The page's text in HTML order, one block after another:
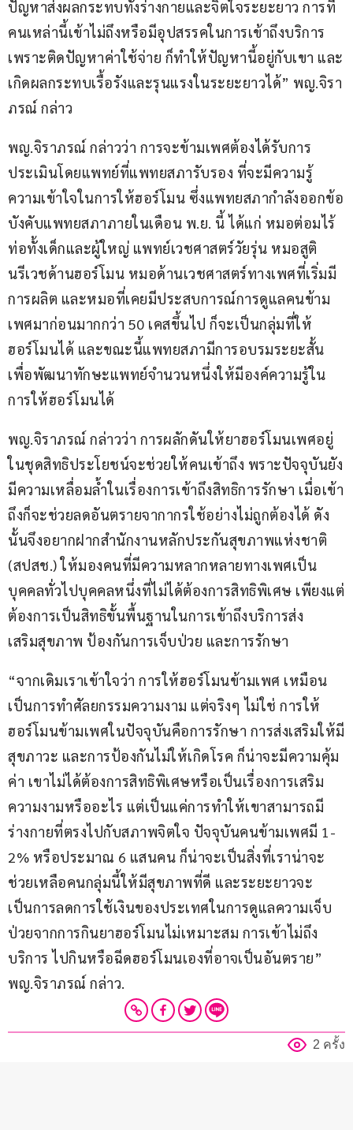
ปัญหาส่งผลกระทบทั้งร่างกายและจิตใจระยะยาว การที่
คนเหล่านี้เข้าไม่ถึงหรือมีอุปสรรคในการเข้าถึงบริการ
เพราะติดปัญหาค่าใช้จ่าย ก็ทำให้ปัญหานี้อยู่กับเขา และ
เกิดผลกระทบเรื้อรังและรุนแรงในระยะยาวได้” พญ.จิรา
ภรณ์ กล่าว
พญ.จิราภรณ์ กล่าวว่า การจะข้ามเพศต้องได้รับการ
ประเมินโดยแพทย์ที่แพทยสภารับรอง ที่จะมีความรู้
ความเข้าใจในการให้ฮอร์โมน ซึ่งแพทยสภากำลังออกข้อ
บังคับแพทยสภาภายในเดือน พ.ย. นี้ ได้แก่ หมอต่อมไร้
ท่อทั้งเด็กและผู้ใหญ่ แพทย์เวชศาสตร์วัยรุ่น หมอสูติ
นรีเวชด้านฮอร์โมน หมอด้านเวชศาสตร์ทางเพศที่เริ่มมี
การผลิต และหมอที่เคยมีประสบการณ์การดูแลคนข้าม
เพศมาก่อนมากกว่า 50 เคสขึ้นไป ก็จะเป็นกลุ่มที่ให้
ฮอร์โมนได้ และขณะนี้แพทยสภามีการอบรมระยะสั้น
เพื่อพัฒนาทักษะแพทย์จำนวนหนึ่งให้มีองค์ความรู้ใน
การให้ฮอร์โมนได้
พญ.จิราภรณ์ กล่าวว่า การผลักดันให้ยาฮอร์โมนเพศอยู่
ในชุดสิทธิประโยชน์จะช่วยให้คนเข้าถึง พราะปัจจุบันยัง
มีความเหลื่อมล้ำในเรื่องการเข้าถึงสิทธิการรักษา เมื่อเข้า
ถึงก็จะช่วยลดอันตรายจากากรใช้อย่างไม่ถูกต้องได้ ดัง
นั้นจึงอยากฝากสำนักงานหลักประกันสุขภาพแห่งชาติ
(สปสช.) ให้มองคนที่มีความหลากหลายทางเพศเป็น
บุคคลทั่วไปบุคคลหนึ่งที่ไม่ได้ต้องการสิทธิพิเศษ เพียงแต่
ต้องการเป็นสิทธิขั้นพื้นฐานในการเข้าถึงบริการส่ง
เสริมสุขภาพ ป้องกันการเจ็บป่วย และการรักษา
“จากเดิมเราเข้าใจว่า การให้ฮอร์โมนข้ามเพศ เหมือน
เป็นการทำศัลยกรรมความงาม แต่จริงๆ ไม่ใช่ การให้
ฮอร์โมนข้ามเพศในปัจจุบันคือการรักษา การส่งเสริมให้มี
สุขภาวะ และการป้องกันไม่ให้เกิดโรค ก็น่าจะมีความคุ้ม
ค่า เขาไม่ได้ต้องการสิทธิพิเศษหรือเป็นเรื่องการเสริม
ความงามหรืออะไร แต่เป็นแค่การทำให้เขาสามารถมี
ร่างกายที่ตรงไปกับสภาพจิตใจ ปัจจุบันคนข้ามเพศมี 1-
2% หรือประมาณ 6 แสนคน ก็น่าจะเป็นสิ่งที่เราน่าจะ
ช่วยเหลือคนกลุ่มนี้ให้มีสุขภาพที่ดี และระยะยาวจะ
เป็นการลดการใช้เงินของประเทศในการดูแลความเจ็บ
ป่วยจากการกินยาฮอร์โมนไม่เหมาะสม การเข้าไม่ถึง
บริการ ไปกินหรือฉีดฮอร์โมนเองที่อาจเป็นอันตราย”
พญ.จิราภรณ์ กล่าว.
2 ครั้ง